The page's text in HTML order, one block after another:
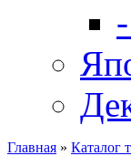
Главная » Каталог